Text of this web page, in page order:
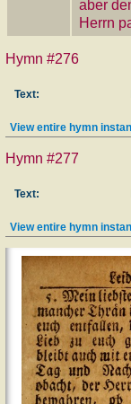
aber
Herrn
Hymn #276
Text:
View entire hymn
Hymn #277
Text:
View entire hymn